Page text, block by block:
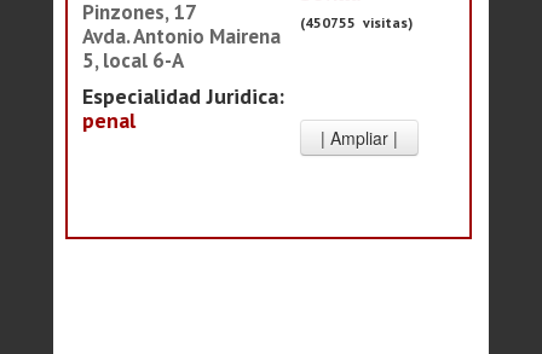
Pinzones, 17
Avda. Antonio Mairena
5, local 6-A
Especialidad Juridica:
penal
(450755 visitas)